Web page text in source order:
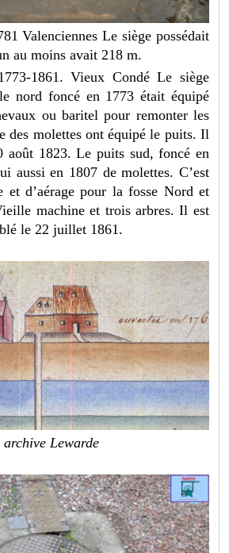
Valenciennes Le siège possédait
au moins avait 218 m.
1861. Vieux Condé Le siège
nord foncé en 1773 était équipé
ou baritel pour remonter les
des molettes ont équipé le puits. Il
août 1823. Le puits sud, foncé en
aussi en 1807 de molettes. C’est
et d’aérage pour la fosse Nord et
machine et trois arbres. Il est
le 22 juillet 1861.
archive Lewarde